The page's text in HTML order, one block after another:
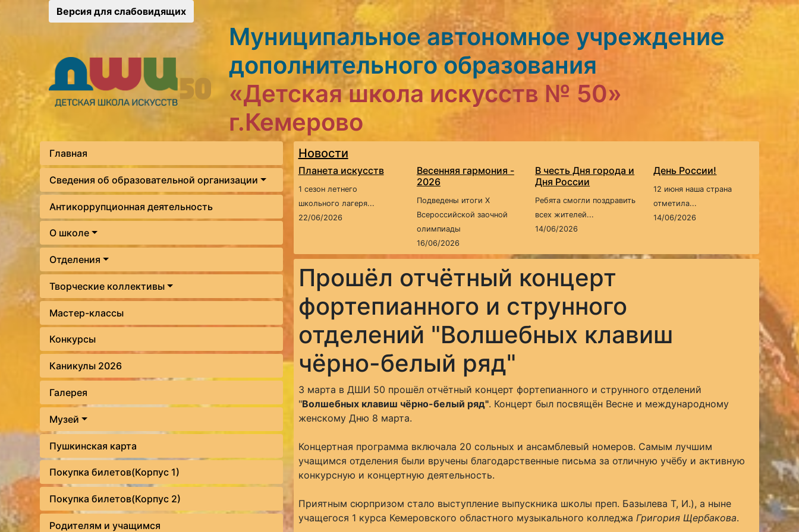
Версия для слабовидящих
Муниципальное автономное учреждение
дополнительного образования
«Детская школа искусств № 50»
г.Кемерово
Главная
Сведения об образовательной организации
Антикоррупционная деятельность
О школе
Отделения
Творческие коллективы
Мастер-классы
Конкурсы
Каникулы 2026
Галерея
Музей
Пушкинская карта
Покупка билетов(Корпус 1)
Покупка билетов(Корпус 2)
Родителям и учащимся
Новости
Планета искусств
1 сезон летнего
школьного лагеря...
22/06/2026
Весенняя гармония -
2026
Подведены итоги X
Всероссийской заочной
олимпиады
16/06/2026
В честь Дня города и
Дня России
Ребята смогли поздравить
всех жителей...
14/06/2026
День России!
12 июня наша страна
отметила...
14/06/2026
Прошёл отчётный концерт
фортепианного и струнного
отделений "Волшебных клавиш
чёрно-белый ряд"
3 марта в ДШИ 50 прошёл отчётный концерт фортепианного и струнного отделений
"Волшебных клавиш чёрно-белый ряд". Концерт был посвящён Весне и международному
женскому Дню 8 марта.
Концертная программа включала 20 сольных и ансамблевый номеров. Самым лучшим
учащимся отделения были вручены благодарственные письма за отличную учёбу и активную
конкурсную и концертную деятельность.
Приятным сюрпризом стало выступление выпускника школы преп. Базылева Т, И.), а ныне
учащегося 1 курса Кемеровского областного музыкального колледжа Григория Щербакова.